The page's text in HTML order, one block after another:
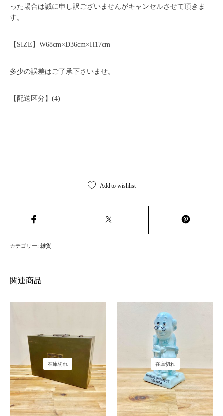
った場合は誠に申し訳ございませんがキャンセルさせて頂きま
す。
【SIZE】W68cm×D36cm×H17cm
多少の誤差はご了承下さいませ。
【配送区分】(4)
Add to wishlist
カテゴリー:雑貨
関連商品
在庫切れ 在庫切れ